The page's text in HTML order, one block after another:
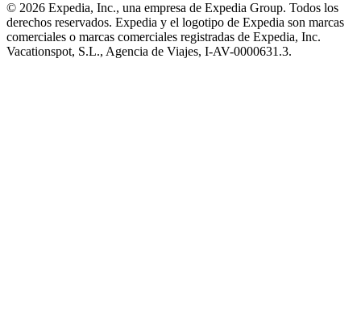
© 2026 Expedia, Inc., una empresa de Expedia Group. Todos los
derechos reservados. Expedia y el logotipo de Expedia son marcas
comerciales o marcas comerciales registradas de Expedia, Inc.
Vacationspot, S.L., Agencia de Viajes, I-AV-0000631.3.